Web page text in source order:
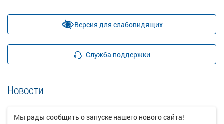
Версия для слабовидящих
Служба поддержки
Новости
Мы рады сообщить о запуске нашего нового сайта!